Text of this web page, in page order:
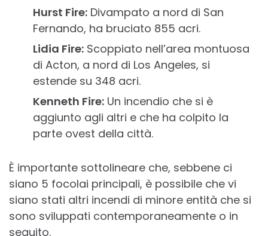
Hurst Fire: Divampato a nord di San
Fernando, ha bruciato 855 acri.
Lidia Fire: Scoppiato nell’area montuosa
di Acton, a nord di Los Angeles, si
estende su 348 acri.
Kenneth Fire: Un incendio che si è
aggiunto agli altri e che ha colpito la
parte ovest della città.
È importante sottolineare che, sebbene ci
siano 5 focolai principali, è possibile che vi
siano stati altri incendi di minore entità che si
sono sviluppati contemporaneamente o in
seguito.